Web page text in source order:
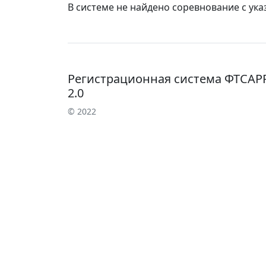
В системе не найдено соревнование с
Регистрационная система
2.0
© 2022